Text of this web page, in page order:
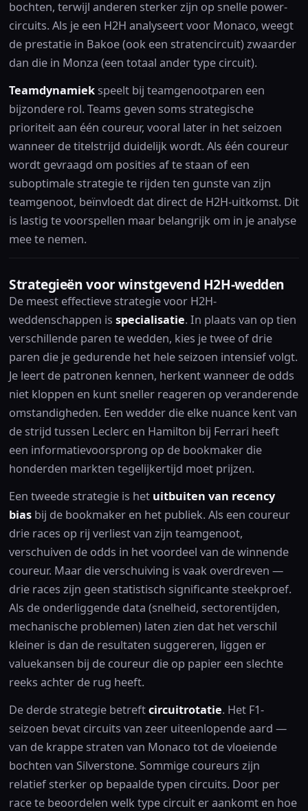
bochten, terwijl anderen sterker zijn op snelle power-
circuits. Als je een H2H analyseert voor Monaco, weegt
de prestatie in Bakoe (ook een stratencircuit) zwaarder
dan die in Monza (een totaal ander type circuit).
Teamdynamiekspeelt bij teamgenootparen een
bijzondere rol. Teams geven soms strategische
prioriteit aan één coureur, vooral later in het seizoen
wanneer de titelstrijd duidelijk wordt. Als één coureur
wordt gevraagd om posities af te staan of een
suboptimale strategie te rijden ten gunste van zijn
teamgenoot, beïnvloedt dat direct de H2H-uitkomst. Dit
is lastig te voorspellen maar belangrijk om in je analyse
mee te nemen.
Strategieën voor winstgevend H2H-wedden
De meest effectieve strategie voor H2H-
weddenschappen is specialisatie. In plaats van op tien
verschillende paren te wedden, kies je twee of drie
paren die je gedurende het hele seizoen intensief volgt.
Je leert de patronen kennen, herkent wanneer de odds
niet kloppen en kunt sneller reageren op veranderende
omstandigheden. Een wedder die elke nuance kent van
de strijd tussen Leclerc en Hamilton bij Ferrari heeft
een informatievoorsprong op de bookmaker die
honderden markten tegelijkertijd moet prijzen.
Een tweede strategie is het uitbuiten van recency
biasbij de bookmaker en het publiek. Als een coureur
drie races op rij verliest van zijn teamgenoot,
verschuiven de odds in het voordeel van de winnende
coureur. Maar die verschuiving is vaak overdreven —
drie races zijn geen statistisch significante steekproef.
Als de onderliggende data (snelheid, sectorentijden,
mechanische problemen) laten zien dat het verschil
kleiner is dan de resultaten suggereren, liggen er
valuekansen bij de coureur die op papier een slechte
reeks achter de rug heeft.
De derde strategie betreftcircuitrotatie. Het F1-
seizoen bevat circuits van zeer uiteenlopende aard —
van de krappe straten van Monaco tot de vloeiende
bochten van Silverstone. Sommige coureurs zijn
relatief sterker op bepaalde typen circuits. Door per
race te beoordelen welk type circuit er aankomt en hoe